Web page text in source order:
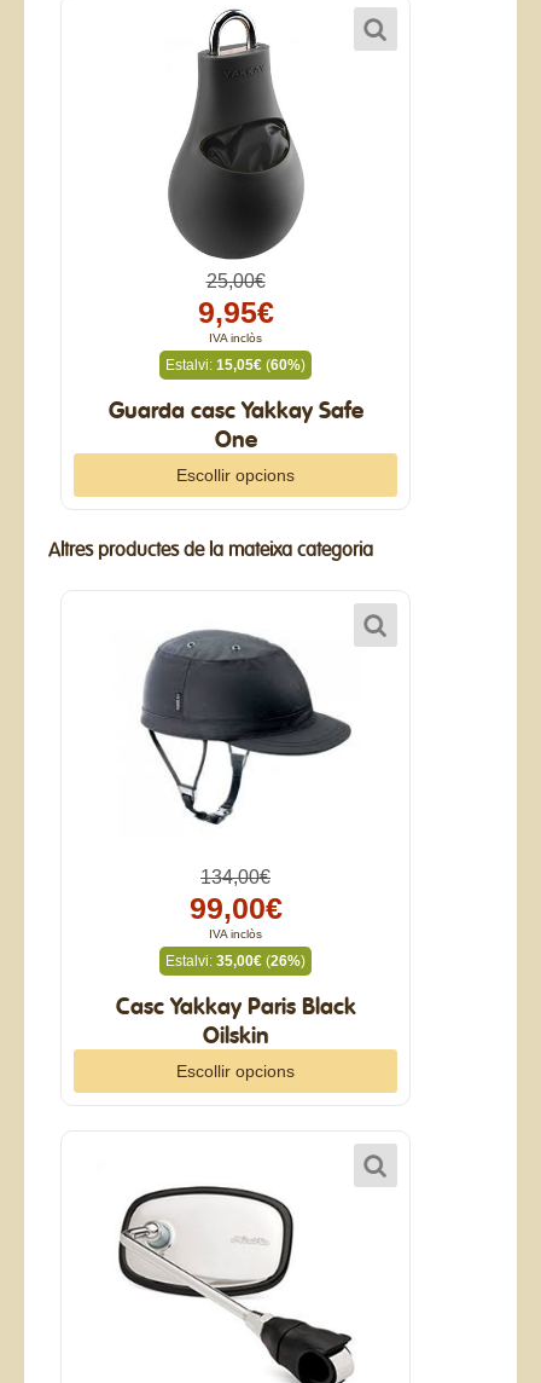
25,00€
9,95€
IVA inclòs
Estalvi: 15,05€ (60%)
Guarda casc Yakkay Safe
One
Escollir opcions
Altres productes de la mateixa categoria
134,00€
99,00€
IVA inclòs
Estalvi: 35,00€ (26%)
Casc Yakkay Paris Black
Oilskin
Escollir opcions